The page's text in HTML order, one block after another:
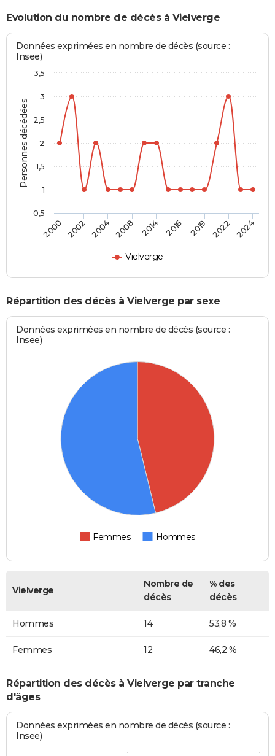
Evolution du nombre de décès à Vielverge
Personnes décédées
Données exprimées en nombre de décès (source :
Insee)
Vielverge
2000 2002 2004 2008 2014 2016 2019 2022 2024
0,5
1
1,5
2
2,5
3
3,5
Répartition des décès à Vielverge par sexe
Données exprimées en nombre de décès (source :
Insee)
Femmes Hommes
Vielverge
Nombre de
décès
% des
décès
Hommes 14 53,8 %
Femmes 12 46,2 %
Répartition des décès à Vielverge par tranche
d'âges
Données exprimées en nombre de décès (source :
Insee)